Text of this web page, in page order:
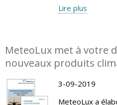
Lire plus
MeteoLux met à votre
nouveaux produits
3-09-2019
MeteoLux a